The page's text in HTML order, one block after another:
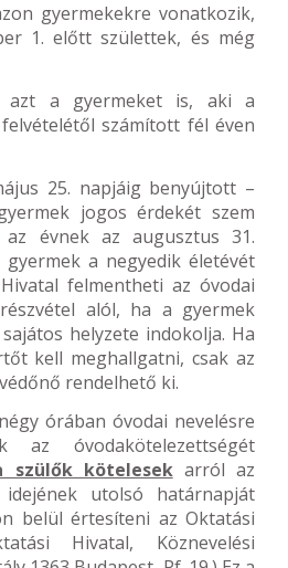
gyermekekre vonatkozik,
1. előtt születtek, és még
azt a gyermeket is, aki a
számított fél éven
25. napjáig benyújtott –
jogos érdekét szem
évnek az augusztus 31.
a negyedik életévét
felmentheti az óvodai
alól, ha a gyermek
helyzete indokolja. Ha
kell meghallgatni, csak az
rendelhető ki.
órában óvodai nevelésre
az óvodakötelezettségét
szülők kötelesekarról az
utolsó határnapját
belül értesíteni az Oktatási
Hivatal, Köznevelési